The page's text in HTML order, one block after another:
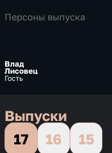
Персоны выпуска
Влад
Лисовец
Гость
Выпуски
17
16
15